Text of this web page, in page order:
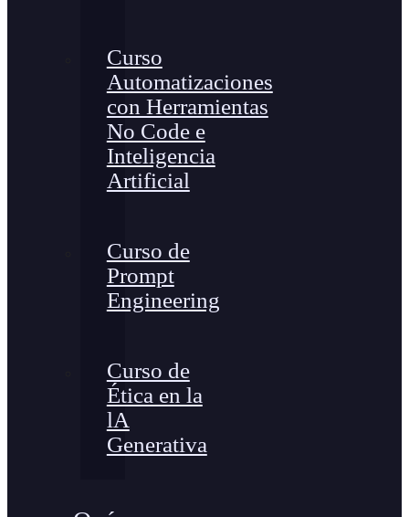
Curso
Automatizaciones
con Herramientas
No Code e
Inteligencia
Artificial
Curso de
Prompt
Engineering
Curso de
Ética en la
lA
Generativa